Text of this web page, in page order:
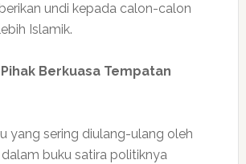
undi kepada calon-calon
Islamik.
Berkuasa Tempatan
yang sering diulang-ulang oleh
buku satira politiknya